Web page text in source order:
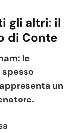
gli altri: il
di Conte
le
un